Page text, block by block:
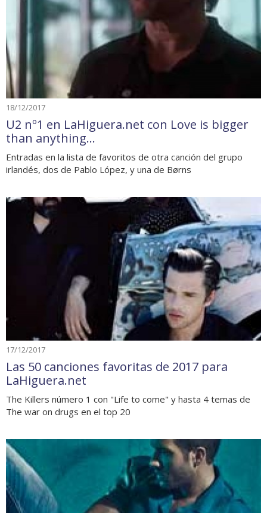
18/12/2017
U2 nº1 en LaHiguera.net con Love is bigger
than anything...
Entradas en la lista de favoritos de otra canción del grupo
irlandés, dos de Pablo López, y una de Børns
17/12/2017
Las 50 canciones favoritas de 2017 para
LaHiguera.net
The Killers número 1 con "Life to come" y hasta 4 temas de
The war on drugs en el top 20